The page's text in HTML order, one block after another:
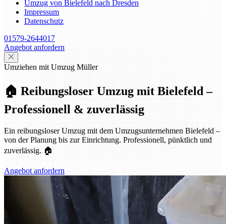
Umzug von Bielefeld nach Dresden
Impressum
Datenschutz
01579-2644017
Angebot anfordern
Umziehen mit Umzug Müller
🏠 Reibungsloser Umzug mit Bielefeld –
Professionell & zuverlässig
Ein reibungsloser Umzug mit dem Umzugsunternehmen Bielefeld –
von der Planung bis zur Einrichtung. Professionell, pünktlich und
zuverlässig. 🏠
Angebot anfordern